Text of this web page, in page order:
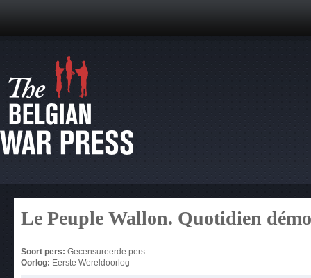
Le Peuple Wallon. Quotidien
Soort pers: Gecensureerde pers
Oorlog: Eerste Wereldoorlog